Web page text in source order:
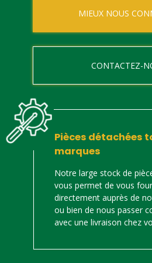
MIEUX NOUS
CONTACTEZ-
Pièces détachées
marques
Notre large stock de
vous permet de vous
directement auprès de
ou bien de nous passer
avec une livraison chez